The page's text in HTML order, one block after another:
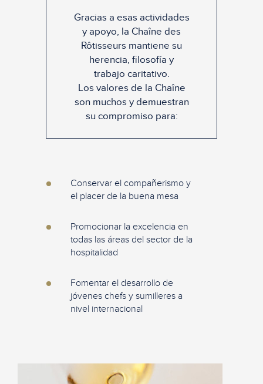
Gracias a esas actividades
y apoyo, la Chaîne des
Rôtisseurs mantiene su
herencia, filosofía y
trabajo caritativo.
Los valores de la Chaîne
son muchos y demuestran
su compromiso para:
Conservar el compañerismo y
el placer de la buena mesa
Promocionar la excelencia en
todas las áreas del sector de la
hospitalidad
Fomentar el desarrollo de
jóvenes chefs y sumilleres a
nivel internacional